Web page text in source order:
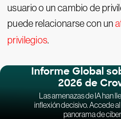
usuario o un cambio de
puede relacionarse con un
privilegios.
Informe Global
2026 de
Las amenazas de IA han
inflexión decisivo. Accede
panorama de